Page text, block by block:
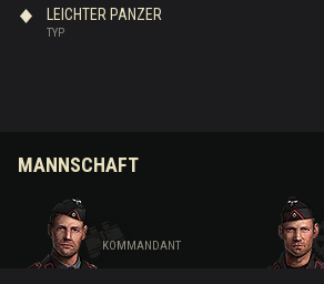
TYP
LEICHTER PANZER
MANNSCHAFT
KOMMANDANT